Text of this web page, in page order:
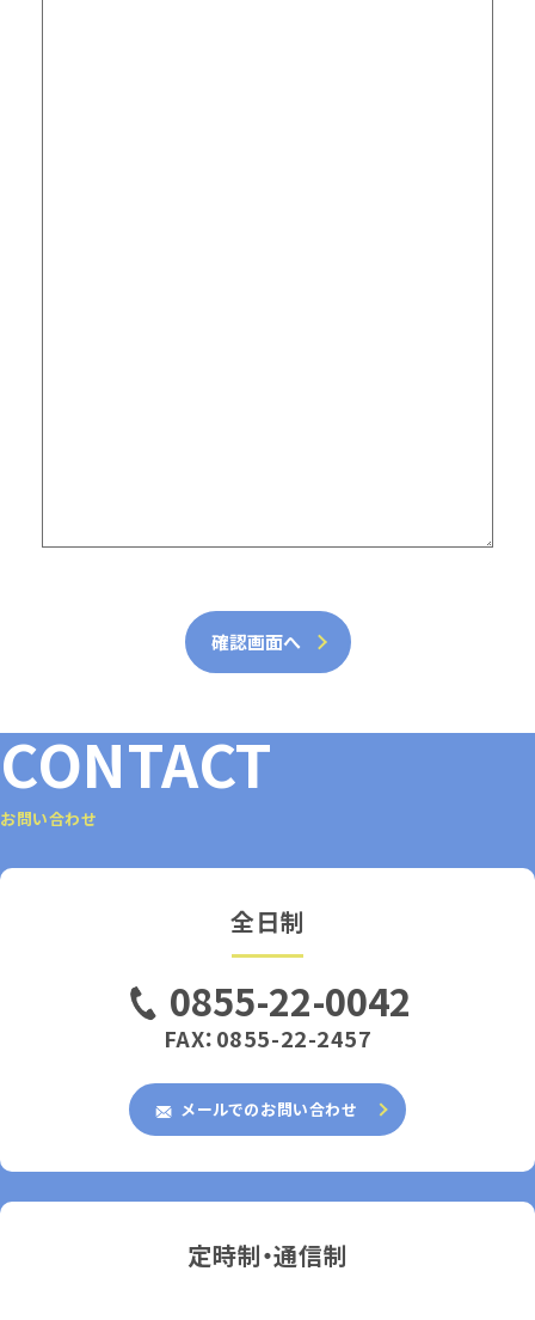
確認画面へ
CONTACT
お問い合わせ
全日制
0855-22-0042
FAX：0855-22-2457
メールでのお問い合わせ
定時制・通信制